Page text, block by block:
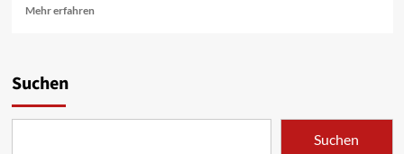
Mehr erfahrenMehr
Suchen
Suchen